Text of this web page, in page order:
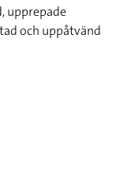
upprepade
och uppåtvänd